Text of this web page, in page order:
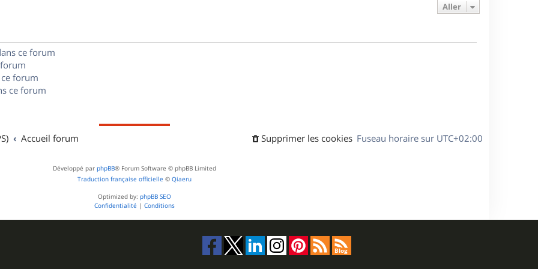
e
Aller
ce forum
forum
ce forum
Accueil forum Fuseau horaire sur UTC+02:00
Supprimer les cookies
Développé par phpBB® Forum Software © phpBB Limited
Traduction française officielle © Qiaeru
Optimized by: phpBB SEO
Confidentialité | Conditions